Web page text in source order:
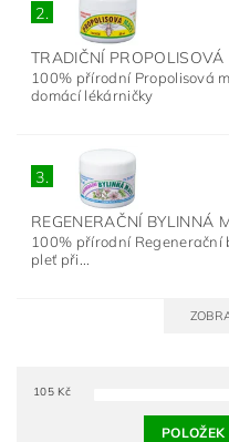
2.
TRADIČNÍ
100% přírodní Propolisová
domácí lékárničky
3.
REGENERAČNÍ BYLINNÁ
100% přírodní
pleť při...
105Kč